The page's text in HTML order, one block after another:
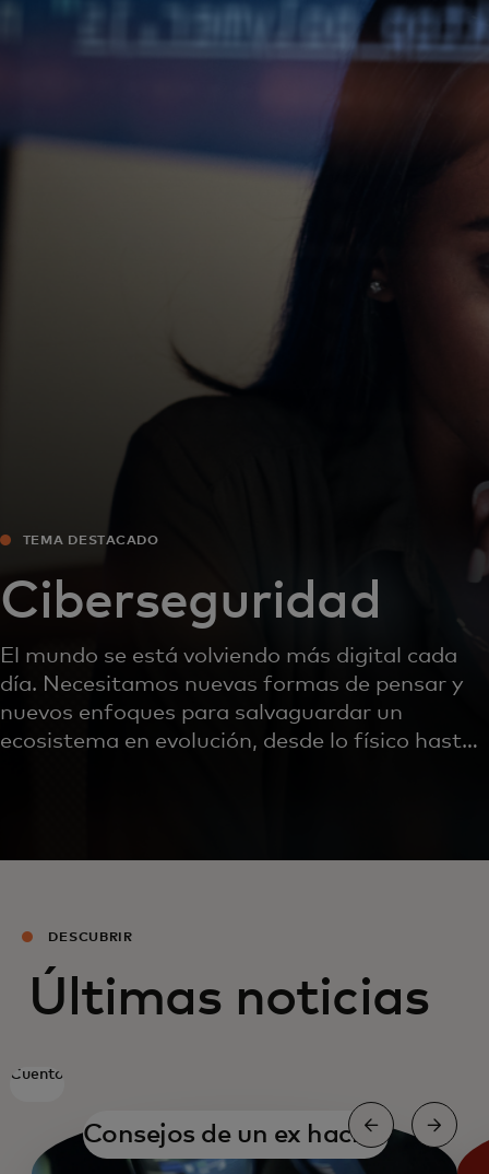
Noticias y tendencias
TEMA DESTACADO
Ciberseguridad
El mundo se está volviendo más digital cada
día. Necesitamos nuevas formas de pensar y
nuevos enfoques para salvaguardar un
ecosistema en evolución, desde lo físico hasta
DESCUBRIR
Últimas noticias
Cuento
Consejos de un ex hacker